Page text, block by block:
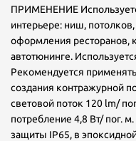
ПРИМЕНЕНИЕ
интерьере: ниш,
оформления ресторанов,
автотюнинге.
Рекомендуется
создания контражурной
световой поток 120 lm/
потребление 4,8 Вт/ пог.
защиты IP65, в